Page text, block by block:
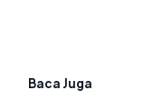
Baca Juga